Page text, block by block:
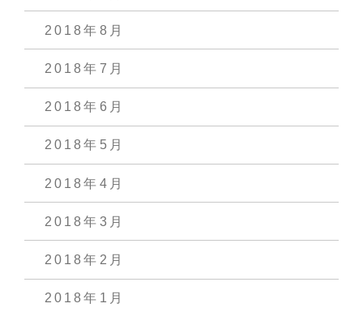
2018年8月
2018年7月
2018年6月
2018年5月
2018年4月
2018年3月
2018年2月
2018年1月